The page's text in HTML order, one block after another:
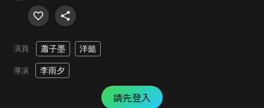
演員 蕭子墨 洋懿
導演 李雨夕
請先登入